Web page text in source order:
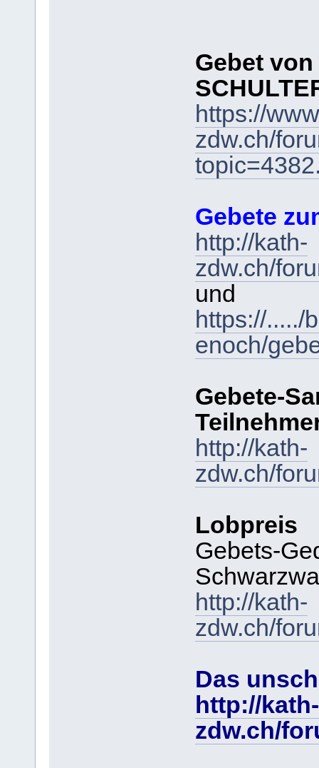
Gebet
https://
zdw.ch/
Gebete
http://kath-
zdw.ch/
und
https://...../
enoch/
Gebete-
http://kath-
zdw.ch/
Lobpreis
Gebets-
http://kath-
zdw.ch/
Das
http://kath-
zdw.ch/